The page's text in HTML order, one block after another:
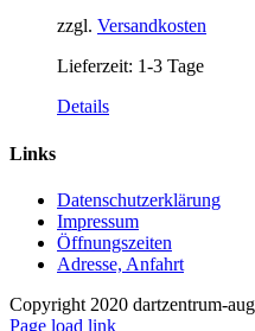
zzgl. Versandkosten
Lieferzeit: 1-3 Tage
Details
Links
Datenschutzerklärung
Impressum
Öffnungszeiten
Adresse, Anfahrt
Copyright 2020 dartzentrum-
Facebook
Instagram
YouTube
Page load link